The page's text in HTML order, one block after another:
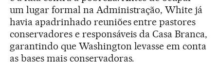
um lugar formal na Administração, White já
havia apadrinhado reuniões entre pastores
conservadores e responsáveis da Casa Branca,
garantindo que Washington levasse em conta
as bases mais conservadoras.